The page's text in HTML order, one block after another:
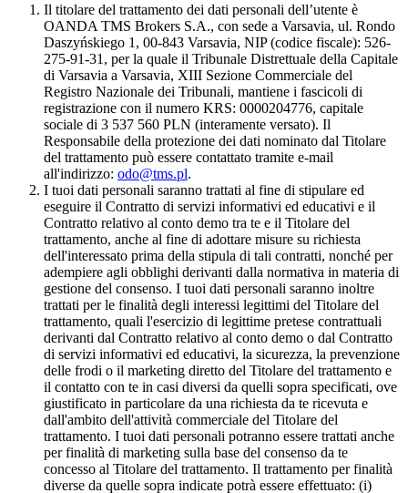
Il titolare del trattamento dei dati personali dell’utente è
OANDA TMS Brokers S.A., con sede a Varsavia, ul. Rondo
Daszyńskiego 1, 00-843 Varsavia, NIP (codice fiscale): 526-
275-91-31, per la quale il Tribunale Distrettuale della Capitale
di Varsavia a Varsavia, XIII Sezione Commerciale del
Registro Nazionale dei Tribunali, mantiene i fascicoli di
registrazione con il numero KRS: 0000204776, capitale
sociale di 3 537 560 PLN (interamente versato). Il
Responsabile della protezione dei dati nominato dal Titolare
del trattamento può essere contattato tramite e-mail
all'indirizzo: odo@tms.pl.
I tuoi dati personali saranno trattati al fine di stipulare ed
eseguire il Contratto di servizi informativi ed educativi e il
Contratto relativo al conto demo tra te e il Titolare del
trattamento, anche al fine di adottare misure su richiesta
dell'interessato prima della stipula di tali contratti, nonché per
adempiere agli obblighi derivanti dalla normativa in materia di
gestione del consenso. I tuoi dati personali saranno inoltre
trattati per le finalità degli interessi legittimi del Titolare del
trattamento, quali l'esercizio di legittime pretese contrattuali
derivanti dal Contratto relativo al conto demo o dal Contratto
di servizi informativi ed educativi, la sicurezza, la prevenzione
delle frodi o il marketing diretto del Titolare del trattamento e
il contatto con te in casi diversi da quelli sopra specificati, ove
giustificato in particolare da una richiesta da te ricevuta e
dall'ambito dell'attività commerciale del Titolare del
trattamento. I tuoi dati personali potranno essere trattati anche
per finalità di marketing sulla base del consenso da te
concesso al Titolare del trattamento. Il trattamento per finalità
diverse da quelle sopra indicate potrà essere effettuato: (i)